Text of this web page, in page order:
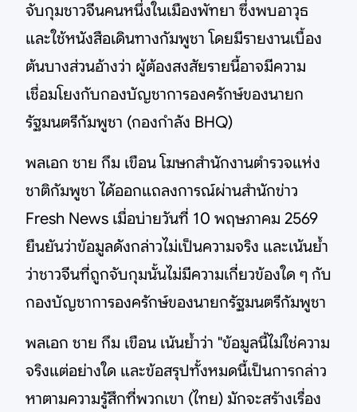
จับกุมชาวจีนคนหนึ่งในเมืองพัทยา ซึ่งพบอาวุธ
และใช้หนังสือเดินทางกัมพูชา โดยมีรายงานเบื้อง
ต้นบางส่วนอ้างว่า ผู้ต้องสงสัยรายนี้อาจมีความ
เชื่อมโยงกับกองบัญชาการองครักษ์ของนายก
รัฐมนตรีกัมพูชา (กองกำลัง BHQ)
พลเอก ชาย กึม เขือน โฆษกสำนักงานตำรวจแห่ง
ชาติกัมพูชา ได้ออกแถลงการณ์ผ่านสำนักข่าว
Fresh News เมื่อบ่ายวันที่ 10 พฤษภาคม 2569
ยืนยันว่าข้อมูลดังกล่าวไม่เป็นความจริง และเน้นย้ำ
ว่าชาวจีนที่ถูกจับกุมนั้นไม่มีความเกี่ยวข้องใด ๆ กับ
กองบัญชาการองครักษ์ของนายกรัฐมนตรีกัมพูชา
พลเอก ชาย กึม เขือน เน้นย้ำว่า "ข้อมูลนี้ไม่ใช่ความ
จริงแต่อย่างใด และข้อสรุปทั้งหมดนี้เป็นการกล่าว
หาตามความรู้สึกที่พวกเขา (ไทย) มักจะสร้างเรื่อง